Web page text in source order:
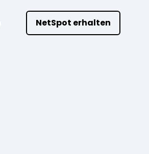
NetSpot erhalten